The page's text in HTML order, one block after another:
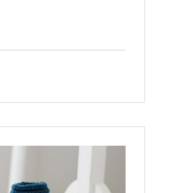
: La côte cartouchière”